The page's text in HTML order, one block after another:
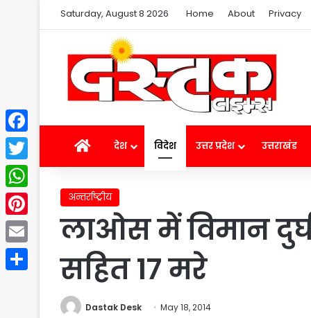
Saturday, August 8 2026 Home About Privacy
Homeदेश विदेश उत्तर प्रदेश उत्तराखंड
अन्तर्राष्ट्रीय
लाओस में विमान
सहित 17 मरे
Dastak Desk May 18, 2014
Facebook
Twitter
WhatsApp
Pinterest
Email